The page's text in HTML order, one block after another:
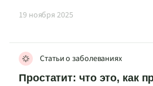
19 ноября 2025
Статьи о заболеваниях
Простатит: что это, как